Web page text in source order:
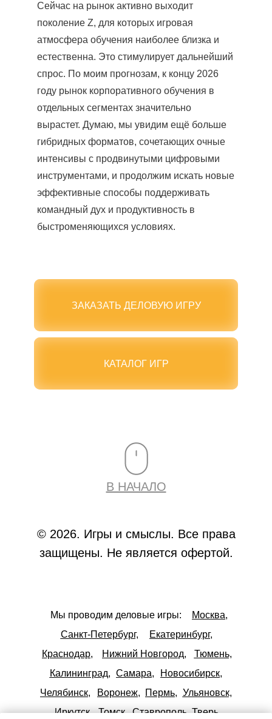
Сейчас на рынок активно выходит
поколение Z, для которых игровая
атмосфера обучения наиболее близка и
естественна. Это стимулирует дальнейший
спрос. По моим прогнозам, к концу 2026
году рынок корпоративного обучения в
отдельных сегментах значительно
вырастет. Думаю, мы увидим ещё больше
гибридных форматов, сочетающих очные
интенсивы с продвинутыми цифровыми
инструментами, и продолжим искать новые
эффективные способы поддерживать
командный дух и продуктивность в
быстроменяющихся условиях.
ЗАКАЗАТЬ ДЕЛОВУЮ ИГРУ
КАТАЛОГ ИГР
В НАЧАЛО
© 2026. Игры и смыслы. Все права
защищены. Не является офертой.
Мы проводим деловые игры:
Москва,
Санкт-Петербург,
Екатеринбург,
Краснодар,
Нижний Новгород,
Тюмень,
Калининград, Самара,
Новосибирск,
Челябинск,
Воронеж, Пермь, Ульяновск,
Иркутск, Томск, Ставрополь, Тверь,